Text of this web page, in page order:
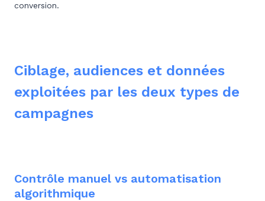
conversion.
Ciblage, audiences et données
exploitées par les deux types de
campagnes
Contrôle manuel vs automatisation
algorithmique